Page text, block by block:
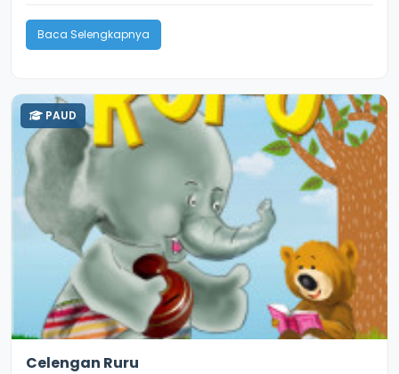
Baca Selengkapnya
PAUD
Celengan Ruru